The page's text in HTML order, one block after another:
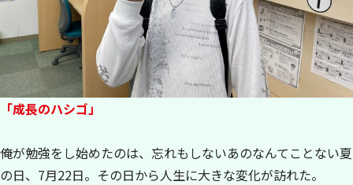
「成長のハシゴ」
俺が勉強をし始めたのは、忘れもしないあのなんてことない夏
の日、7月22日。その日から人生に大きな変化が訪れた。